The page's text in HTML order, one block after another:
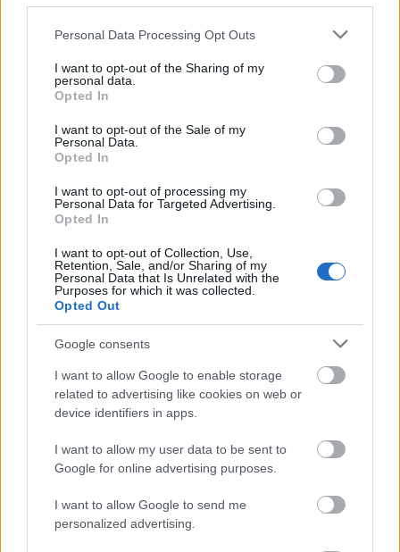
Please note that this website/app uses one or more Google
not limited to your visit or usage behaviour. You may click to
grant or deny consent to Google and its third-party tags to
use your data for below specified purposes in below Google
consent section.
Personal Data Processing Opt Outs
I want to opt-out of the Sharing of my
personal data.
Opted In
I want to opt-out of the Sale of my
Personal Data.
Opted In
I want to opt-out of processing my
Personal Data for Targeted Advertising.
Opted In
I want to opt-out of Collection, Use,
Retention, Sale, and/or Sharing of my
Personal Data that Is Unrelated with the
Purposes for which it was collected.
Opted Out
Google consents
I want to allow Google to enable storage
related to advertising like cookies on web or
device identifiers in apps.
I want to allow my user data to be sent to
Google for online advertising purposes.
I want to allow Google to send me
personalized advertising.
Melampo
14 éve
Tátott szájjal, csodálkozva olvasom az írást!
címlapjára.
A "Véleményipari Művek Egyes számú Gyáregysége"
a valóság közlésére vetemedett?
Remélem ebből azért nem lesz rendszer!
Éhes_ló
14 éve
Jó post, gratulálok.
Ideje lenne ezt megírni az "arab tavasz" minden
áldozatáról...
LongJohnHolmes
14 éve
Ez jó volt@Melampo: